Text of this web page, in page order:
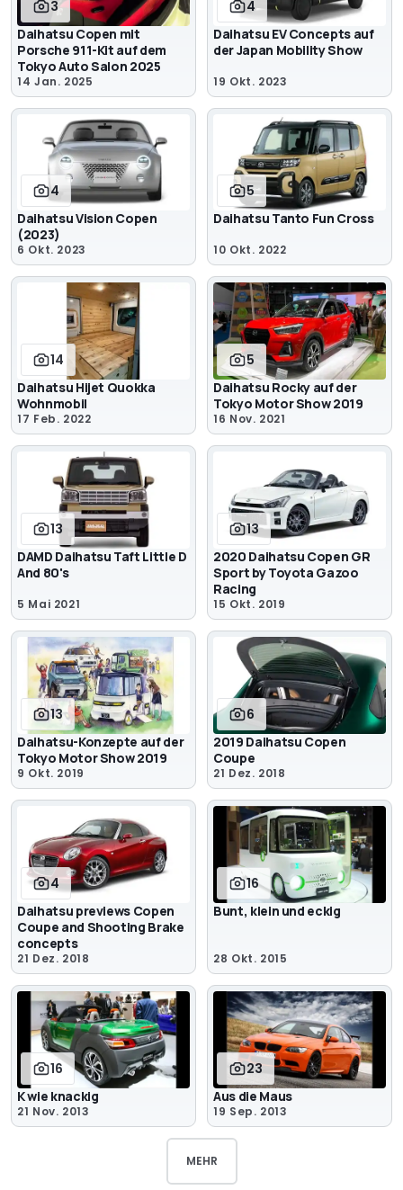
3
Daihatsu Copen mit
Porsche 911-Kit auf dem
Tokyo Auto Salon 2025
14 Jan. 2025
4
Daihatsu EV Concepts auf
der Japan Mobility Show
19 Okt. 2023
4
Daihatsu Vision Copen
(2023)
6 Okt. 2023
5
Daihatsu Tanto Fun Cross
10 Okt. 2022
14
Daihatsu Hijet Quokka
Wohnmobil
17 Feb. 2022
5
Daihatsu Rocky auf der
Tokyo Motor Show 2019
16 Nov. 2021
13
DAMD Daihatsu Taft Little D
And 80's
5 Mai 2021
13
2020 Daihatsu Copen GR
Sport by Toyota Gazoo
Racing
15 Okt. 2019
13
Daihatsu-Konzepte auf der
Tokyo Motor Show 2019
9 Okt. 2019
6
2019 Daihatsu Copen
Coupe
21 Dez. 2018
4
Daihatsu previews Copen
Coupe and Shooting Brake
concepts
21 Dez. 2018
16
Bunt, klein und eckig
28 Okt. 2015
16
K wie knackig
21 Nov. 2013
23
Aus die Maus
19 Sep. 2013
MEHR